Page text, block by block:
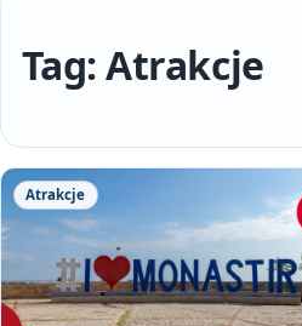
Tag:Atrakcje
Atrakcje